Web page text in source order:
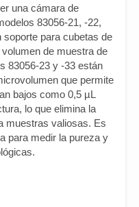
una cámara de
83056-21, -22,
para cubetas de
de muestra de
83056-23 y -33 están
que permite
bajos como 0,5 µL
lo que elimina la
muestras valiosas. Es
para medir la pureza y